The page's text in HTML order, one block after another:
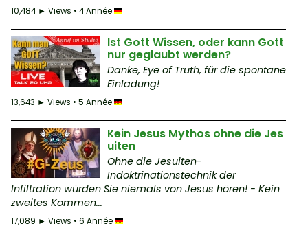
10,484 ► Views • 4 Année
Ist Gott Wissen, oder kann Gott
nur geglaubt werden?
Danke, Eye of Truth, für die spontane
Einladung!
13,643 ► Views • 5 Année
Kein Jesus Mythos ohne die Jes
uiten
Ohne die Jesuiten-
Indoktrinationstechnik der
Infiltration würden Sie niemals von Jesus hören! - Kein
zweites Kommen...
17,089 ► Views • 6 Année